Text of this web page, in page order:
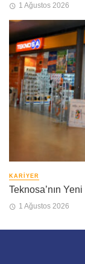
1 Ağustos 2026
KARIYER
Teknosa’nın
1 Ağustos 2026